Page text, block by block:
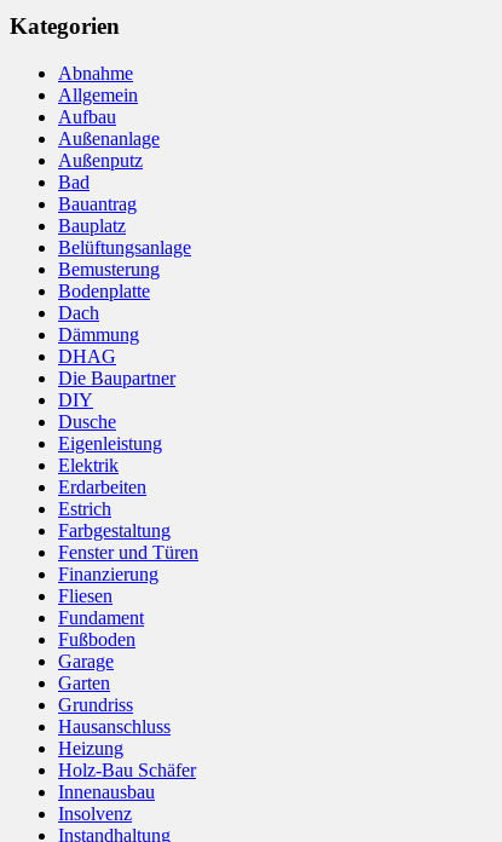
Kategorien
Abnahme
Allgemein
Aufbau
Außenanlage
Außenputz
Bad
Bauantrag
Bauplatz
Belüftungsanlage
Bemusterung
Bodenplatte
Dach
Dämmung
DHAG
Die Baupartner
DIY
Dusche
Eigenleistung
Elektrik
Erdarbeiten
Estrich
Farbgestaltung
Fenster und Türen
Finanzierung
Fliesen
Fundament
Fußboden
Garage
Garten
Grundriss
Hausanschluss
Heizung
Holz-Bau Schäfer
Innenausbau
Insolvenz
Instandhaltung